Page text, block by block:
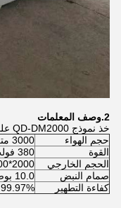
2. وصف المعلمات
خذ نموذج QD-DM2000 على سبيل المثال:
حجم الهواء
3000 متر3/ساعة
القوة
380 فولت، 50 هرتز ((اختياري)
الحجم الخارجي
2000*1000*800ملم
صمام النبض
10.0 بوصة، 3 بوصة
كفاءة التطهير
99.97%